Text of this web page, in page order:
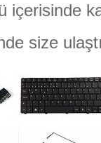
içerisinde
size